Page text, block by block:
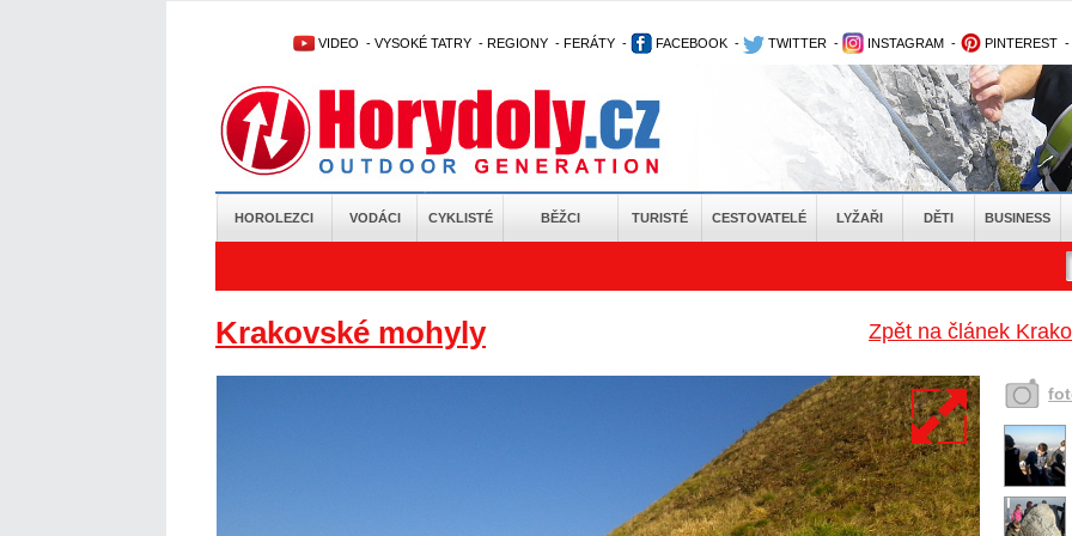
VIDEO - VYSOKÉ TATRY - REGIONY - FERÁTY - FACEBOOK - TWITTER - INSTAGRAM - PINTEREST -
HOROLEZCI VODÁCI CYKLISTÉ BĚŽCI TURISTÉ CESTOVATELÉ LYŽAŘI DĚTI BUSINESS
Zpět na článek
Krakovské mohyly